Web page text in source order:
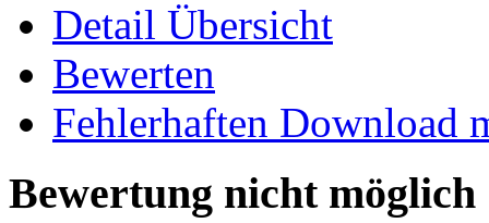
Detail Übersicht
Bewerten
Fehlerhaften Download
Bewertung nicht möglich